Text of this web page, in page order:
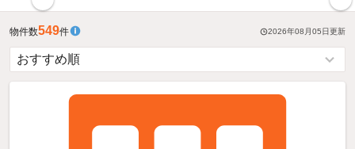
物件数549件 2026年08月05日更新